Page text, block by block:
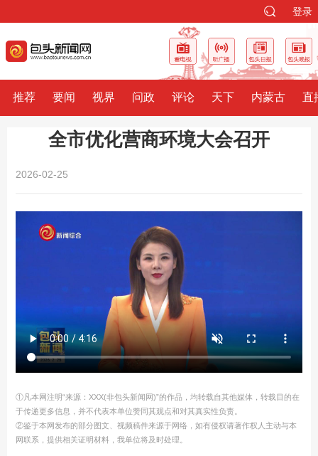
登录
推荐 要闻 视界 问政 评论 天下 内蒙古 直
全市优化营商环境大会召开
2026-02-25
①凡本网注明“来源：XXX(非包头新闻网)”的作品，均转载自其他媒体，转载目的在
于传递更多信息，并不代表本单位赞同其观点和对其真实性负责。
②鉴于本网发布的部分图文、视频稿件来源于网络，如有侵权请著作权人主动与本
网联系，提供相关证明材料，我单位将及时处理。